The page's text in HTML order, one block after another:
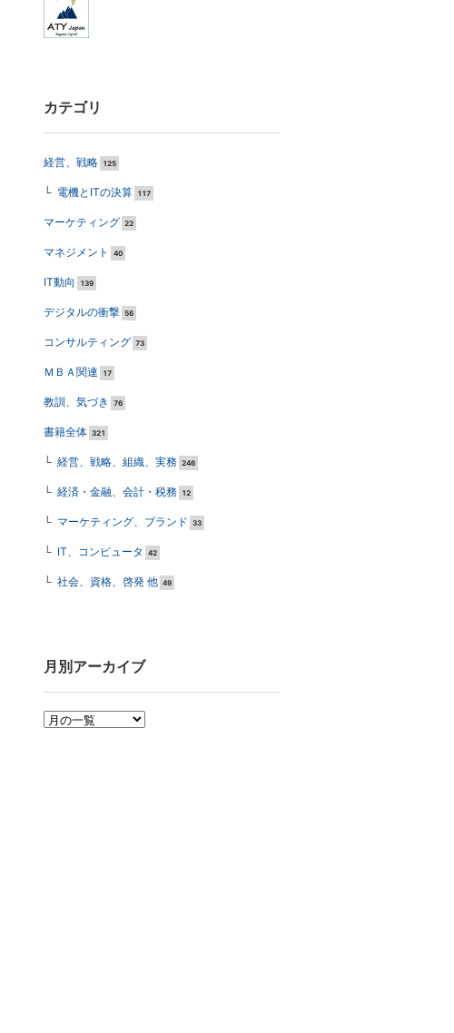
カテゴリ
経営、戦略 125
電機とITの決算 117
マーケティング 22
マネジメント 40
IT動向 139
デジタルの衝撃 56
コンサルティング 73
ＭＢＡ関連 17
教訓、気づき 76
書籍全体 321
経営、戦略、組織、実務 246
経済・金融、会計・税務 12
マーケティング、ブランド 33
IT、コンピュータ 42
社会、資格、啓発 他 49
月別アーカイブ